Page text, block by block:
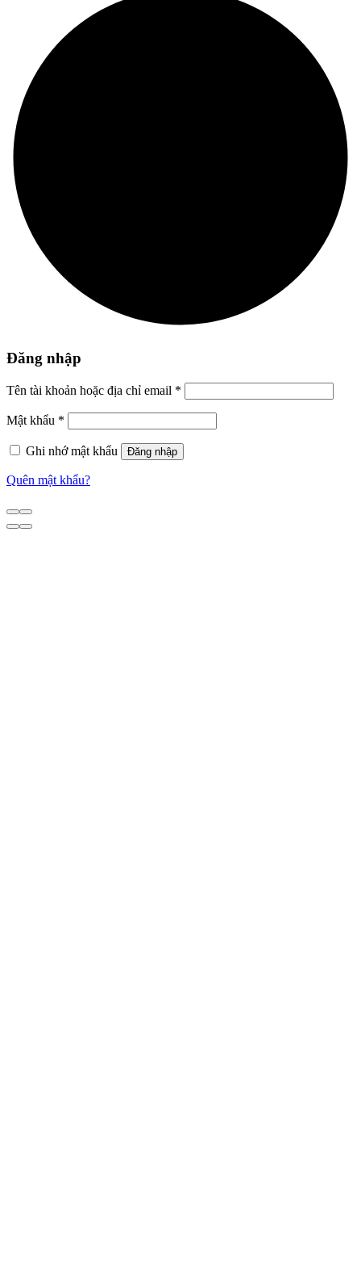
Đăng nhập
Tên tài khoản hoặc địa chỉ email *
Mật khẩu *
Ghi nhớ mật khẩu Đăng nhập
Quên mật khẩu?